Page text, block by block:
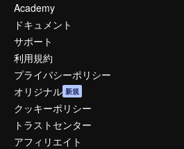
Academy
ドキュメント
サポート
利用規約
プライバシーポリシー
オリジナル 新規
クッキーポリシー
トラストセンター
アフィリエイト